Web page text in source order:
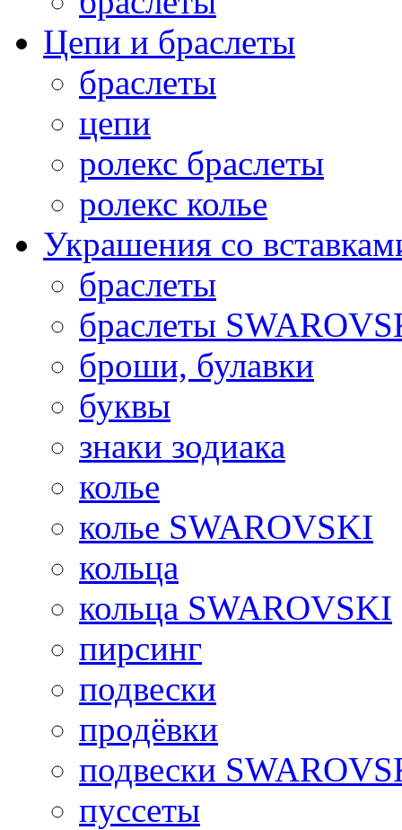
Цепи и браслеты
браслеты
цепи
ролекс браслеты
ролекс колье
Украшения со
браслеты
браслеты
броши, булавки
буквы
знаки зодиака
колье
колье SWAROVSKI
кольца
кольца SWAROVSKI
пирсинг
подвески
продёвки
подвески
пуссеты